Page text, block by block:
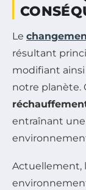
Le
résultant
modifiant ainsi
notre planète.
entraînant une
Actuellement,